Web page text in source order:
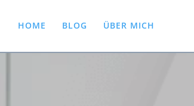
HOME BLOG ÜBER MICH